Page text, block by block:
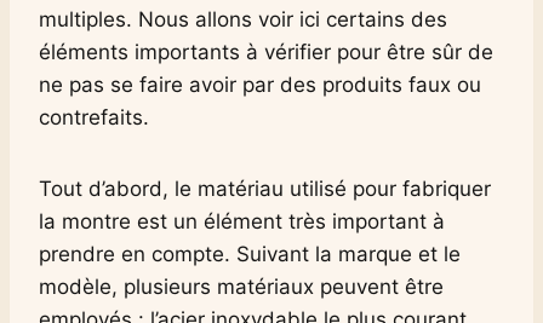
multiples. Nous allons voir ici certains des
éléments importants à vérifier pour être sûr de
ne pas se faire avoir par des produits faux ou
contrefaits.
Tout d’abord, le matériau utilisé pour fabriquer
la montre est un élément très important à
prendre en compte. Suivant la marque et le
modèle, plusieurs matériaux peuvent être